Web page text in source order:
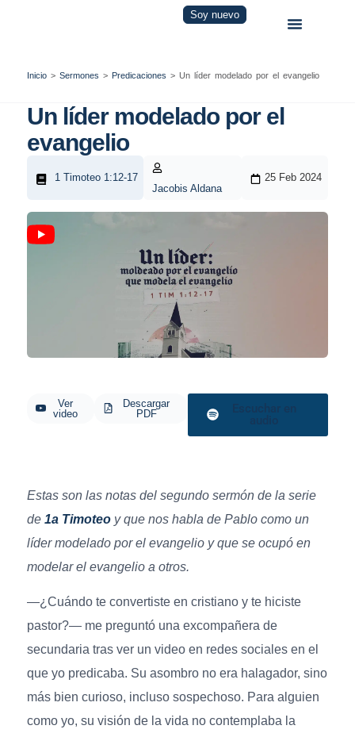
Soy nuevo
Inicio> Sermones > Predicaciones > Un líder modelado por el evangelio
Un líder modelado por el
evangelio
1 Timoteo 1:12-17
Jacobis Aldana
25 Feb 2024
Ver
video
Descargar
PDF
Estas son las notas del segundo sermón de la serie
de1a Timoteoy que nos habla de Pablo como un
líder modelado por el evangelio y que se ocupó en
modelar el evangelio a otros.
—¿Cuándo te convertiste en cristiano y te hiciste
pastor?— me preguntó una excompañera de
secundaria tras ver un video en redes sociales en el
que yo predicaba. Su asombro no era halagador, sino
más bien curioso, incluso sospechoso. Para alguien
como yo, su visión de la vida no contemplaba la